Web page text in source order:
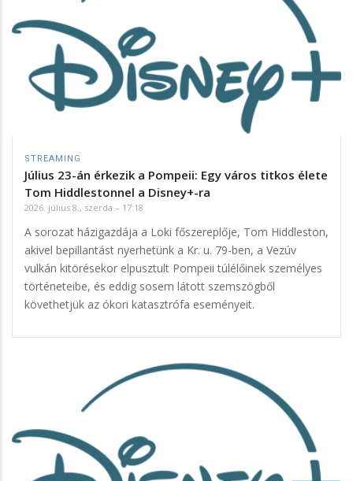
STREAMING
Július 23-án érkezik a Pompeii: Egy város titkos élete
Tom Hiddlestonnel a Disney+-ra
2026. július 8., szerda – 17:18
A sorozat házigazdája a Loki főszereplője, Tom Hiddleston,
akivel bepillantást nyerhetünk a Kr. u. 79-ben, a Vezúv
vulkán kitörésekor elpusztult Pompeii túlélőinek személyes
történeteibe, és eddig sosem látott szemszögből
követhetjük az ókori katasztrófa eseményeit.